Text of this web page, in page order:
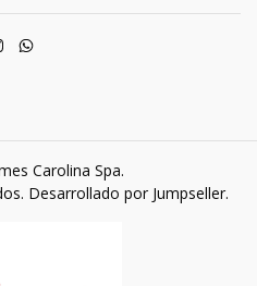
Carolina Spa.
Desarrollado por Jumpseller.